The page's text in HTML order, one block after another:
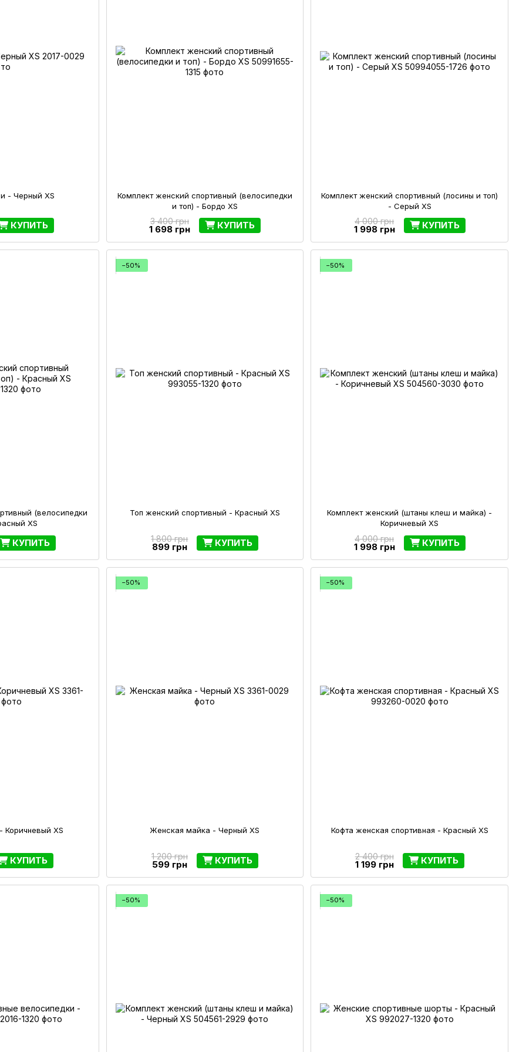
- Черный XS
КУПИТЬ
Комплект женский спортивный (велосипедки
и топ) - Бордо XS
3 400 грн
1 698 грн КУПИТЬ
Комплект женский спортивный (лосины и топ)
- Серый XS
4 000 грн
1 998 грн КУПИТЬ
(велосипедки
XS
КУПИТЬ
−50%
Топ женский спортивный - Красный XS
1 800 грн
899 грн КУПИТЬ
−50%
Комплект женский (штаны клеш и майка) -
Коричневый XS
4 000 грн
1 998 грн КУПИТЬ
XS
КУПИТЬ
−50%
Женская майка - Черный XS
1 200 грн
599 грн КУПИТЬ
−50%
Кофта женская спортивная - Красный XS
2 400 грн
1 199 грн КУПИТЬ
−50% −50%